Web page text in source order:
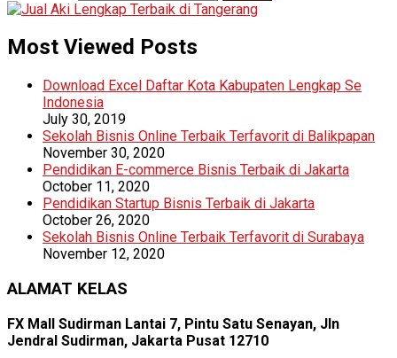
Most Viewed Posts
Download Excel Daftar Kota Kabupaten Lengkap Se
Indonesia
July 30, 2019
Sekolah Bisnis Online Terbaik Terfavorit di Balikpapan
November 30, 2020
Pendidikan E-commerce Bisnis Terbaik di Jakarta
October 11, 2020
Pendidikan Startup Bisnis Terbaik di Jakarta
October 26, 2020
Sekolah Bisnis Online Terbaik Terfavorit di Surabaya
November 12, 2020
ALAMAT KELAS
FX Mall Sudirman Lantai 7, Pintu Satu Senayan, Jln
Jendral Sudirman, Jakarta Pusat 12710